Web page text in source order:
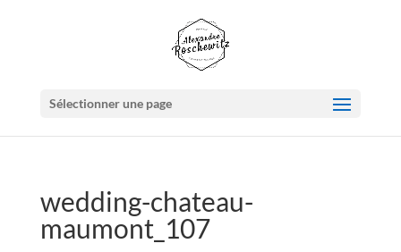
Sélectionner une page
wedding-chateau-
maumont_107